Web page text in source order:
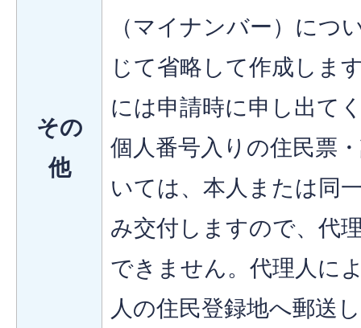
その
他
（マイナンバー）につ
じて省略して作成しま
には申請時に申し出て
個人番号入りの住民票
いては、本人または同
み交付しますので、代
できません。代理人に
人の住民登録地へ郵送